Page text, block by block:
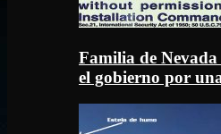
Familia de
el gobierno por